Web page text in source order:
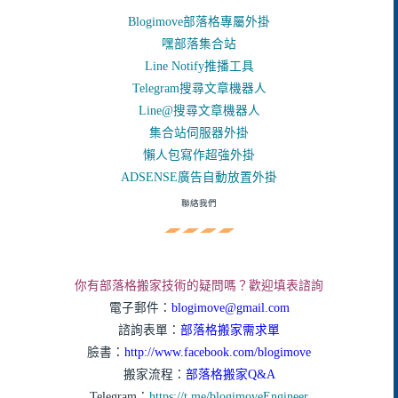
Blogimove部落格專屬外掛
嘿部落集合站
Line Notify推播工具
Telegram搜尋文章機器人
Line@搜尋文章機器人
集合站伺服器外掛
懶人包寫作超強外掛
ADSENSE廣告自動放置外掛
聯絡我們
你有部落格搬家技術的疑問嗎？歡迎填表諮詢
電子郵件： blogimove@gmail.com
諮詢表單： 部落格搬家需求單
臉書： http://www.facebook.com/blogimove
搬家流程： 部落格搬家Q&A